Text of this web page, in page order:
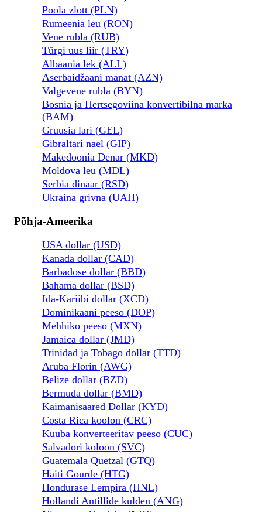
Poola zlott (PLN)
Rumeenia leu (RON)
Vene rubla (RUB)
Türgi uus liir (TRY)
Albaania lek (ALL)
Aserbaidžaani manat (AZN)
Valgevene rubla (BYN)
Bosnia ja Hertsegoviina konvertibilna marka
(BAM)
Gruusia lari (GEL)
Gibraltari nael (GIP)
Makedoonia Denar (MKD)
Moldova leu (MDL)
Serbia dinaar (RSD)
Ukraina grivna (UAH)
Põhja-Ameerika
USA dollar (USD)
Kanada dollar (CAD)
Barbadose dollar (BBD)
Bahama dollar (BSD)
Ida-Kariibi dollar (XCD)
Dominikaani peeso (DOP)
Mehhiko peeso (MXN)
Jamaica dollar (JMD)
Trinidad ja Tobago dollar (TTD)
Aruba Florin (AWG)
Belize dollar (BZD)
Bermuda dollar (BMD)
Kaimanisaared Dollar (KYD)
Costa Rica koolon (CRC)
Kuuba konverteeritav peeso (CUC)
Salvadori koloon (SVC)
Guatemala Quetzal (GTQ)
Haiti Gourde (HTG)
Hondurase Lempira (HNL)
Hollandi Antillide kulden (ANG)